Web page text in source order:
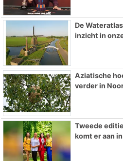
De
inzicht in
Aziatische
verder in
Tweede
komt er aan